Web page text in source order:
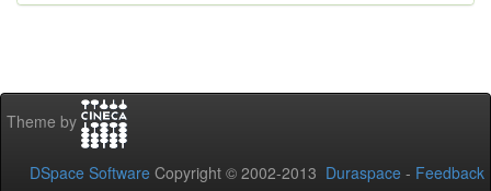
Theme by
DSpace Software Copyright © 2002-2013 Duraspace - Feedback